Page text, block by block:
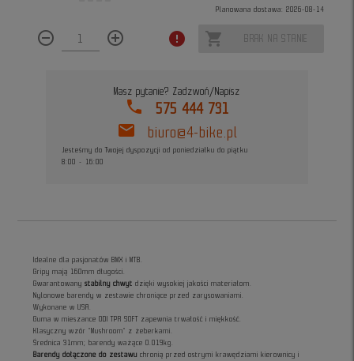
Planowana dostawa: 2026-08-14
remove_circle_outline add_circle_outline error shopping_cart BRAK NA STANIE
Masz pytanie? Zadzwoń/Napisz
phone 575 444 731
mail biuro@4-bike.pl
Jesteśmy do Twojej dyspozycji od poniedziałku do piątku
8:00 - 16:00
Idealne dla pasjonatów BMX i MTB.
Gripy mają 160mm długości.
Gwarantowanystabilny chwyt dzięki wysokiej jakości materiałom.
Nylonowe barendy w zestawie chroniące przed zarysowaniami.
Wykonane w USA.
Guma w mieszance ODI TPR SOFT zapewnia trwałość i miękkość.
Klasyczny wzór "Mushroom" z żeberkami.
Średnica 31mm; barendy ważące 0.019kg.
Barendy dołączone do zestawu chronią przed ostrymi krawędziami kierownicy i